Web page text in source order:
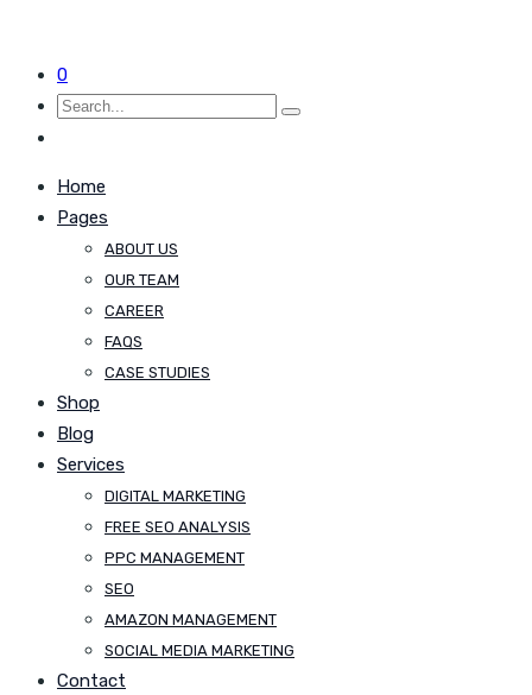
0
Home
Pages
ABOUT US
OUR TEAM
CAREER
FAQS
CASE STUDIES
Shop
Blog
Services
DIGITAL MARKETING
FREE SEO ANALYSIS
PPC MANAGEMENT
SEO
AMAZON MANAGEMENT
SOCIAL MEDIA MARKETING
Contact